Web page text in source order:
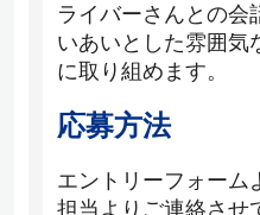
ライバーさんとの会
いあいとした雰囲気
に取り組めます。
応募方法
エントリーフォーム
担当よりご連絡させ